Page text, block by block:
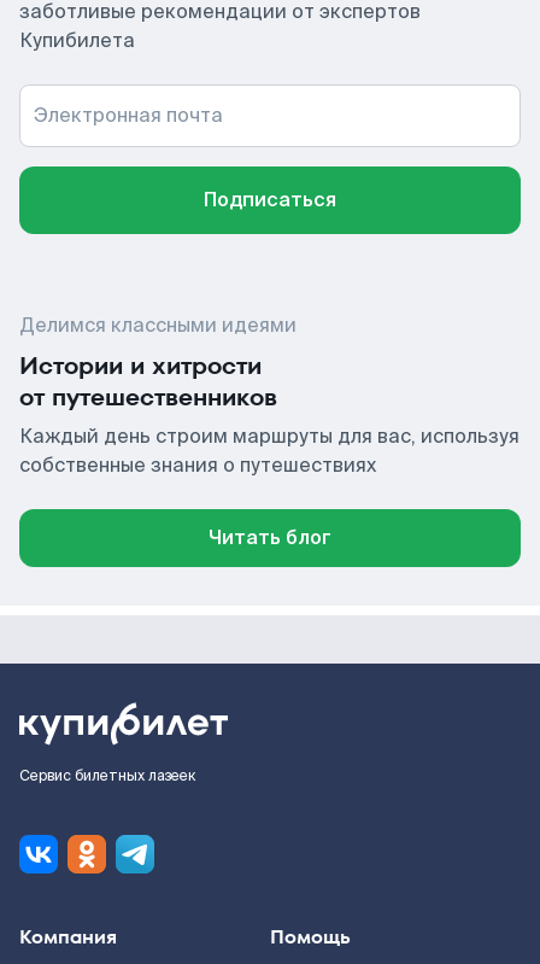
заботливые рекомендации от экспертов
Купибилета
Электронная почта
Подписаться
Делимся классными идеями
Истории и хитрости
от путешественников
Каждый день строим маршруты для вас, используя
собственные знания о путешествиях
Читать блог
Сервис билетных лазеек
Компания Помощь